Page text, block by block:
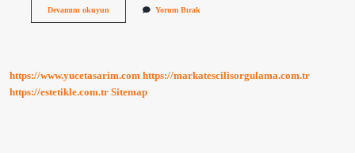
Devamını okuyunAnjiyografi
Yorum Bırak
https://www.yucetasarim.com https://markatescilisorgulama.com.tr
https://estetikle.com.tr Sitemap